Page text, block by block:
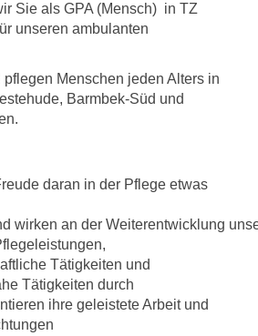
Sie als GPA (Mensch) in TZ
unseren ambulanten
Menschen jeden Alters in
Barmbek-Süd und
daran in der Pflege etwas
wirken an der Weiterentwicklung
Tätigkeiten und
Tätigkeiten durch
ihre geleistete Arbeit und